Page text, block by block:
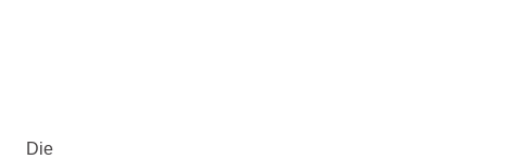
Die